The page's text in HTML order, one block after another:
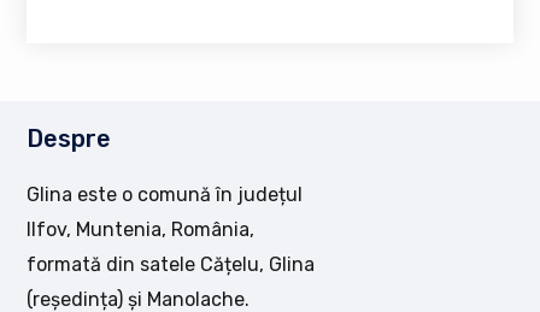
Despre
Glina este o comună în județul
Ilfov, Muntenia, România,
formată din satele Cățelu, Glina
(reședința) și Manolache.